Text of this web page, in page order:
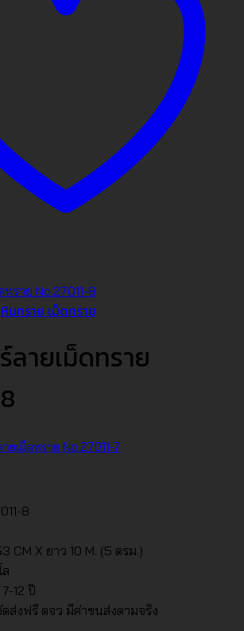
หินทราย เม็ดทราย
ลายเม็ดทราย
8
CM X ยาว 10 M. (5 ตรม.)
12 ปี
ส่งฟรี ตจว มีค่าขนส่งตามจริง